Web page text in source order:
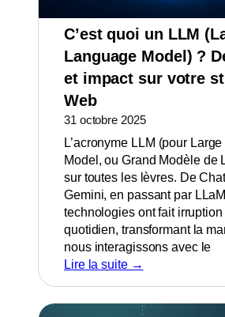
C’est quoi un LLM
Language Model) ?
et impact sur votre
Web
31 octobre 2025
L’acronyme LLM (pour
Model, ou Grand Modèle de
sur toutes les lèvres. De
Gemini, en passant par
technologies ont fait
quotidien, transformant la
nous interagissons avec le
Lire la suite →